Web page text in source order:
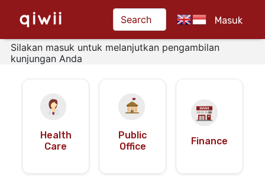
Masuk
Silakan masuk untuk melanjutkan pengambilan
kunjungan Anda
Health
Care
Public
Office
Finance